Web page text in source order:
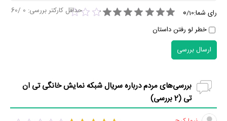
رای شما: 0/10
خطر لو رفتن داستان
حداقل کارکتر بررسی: 0
/60
ارسال بررسی
بررسی‌های مردم درباره سریال شبکه نمایش خانگی تی ان
تی (2بررسی)